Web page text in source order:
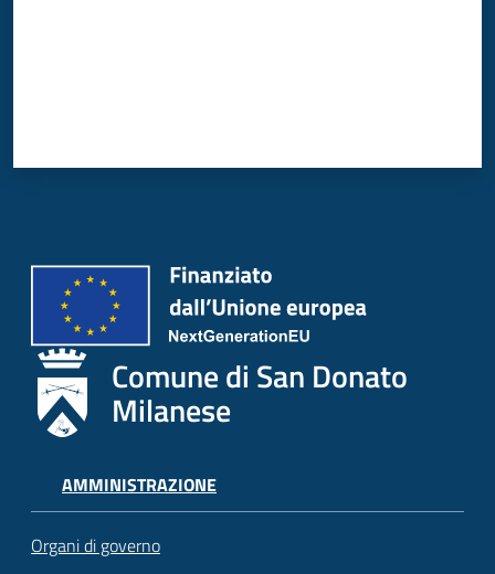
Comune di San Donato
Milanese
AMMINISTRAZIONE
Organi di governo